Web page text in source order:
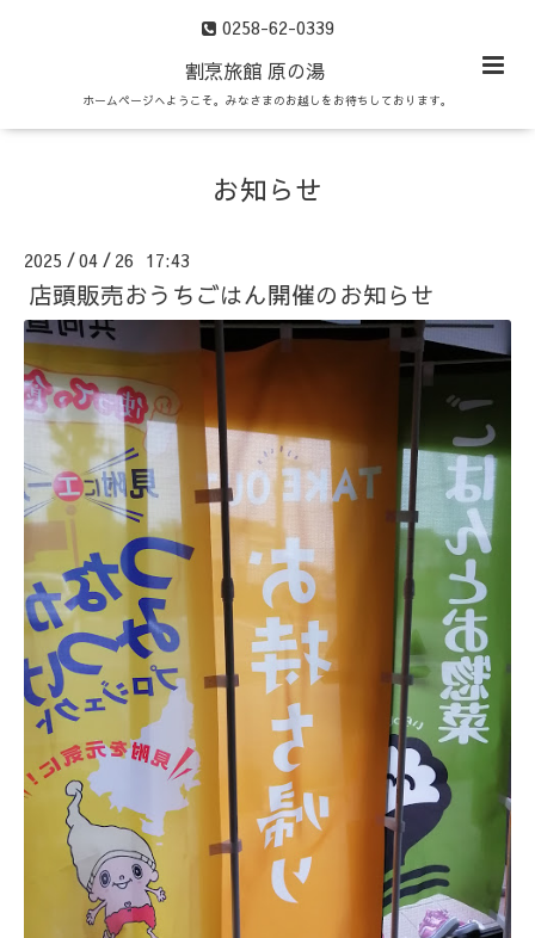
0258-62-0339
割烹旅館 原の湯
ホームページへようこそ。みなさまのお越しをお待ちしております。
お知らせ
2025 /04 / 26 17:43
店頭販売おうちごはん開催のお知らせ